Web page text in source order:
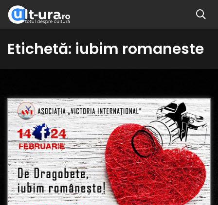
Etichetă: iubim romaneste